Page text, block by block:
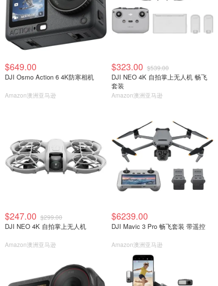
$649.00
DJI Osmo Action 6 4K防寒相机
Amazon澳洲亚马逊
$323.00 $539.00
DJI NEO 4K 自拍掌上无人机 畅飞
套装
Amazon澳洲亚马逊
$247.00 $299.00
DJI NEO 4K 自拍掌上无人机
Amazon澳洲亚马逊
$6239.00
DJI Mavic 3 Pro 畅飞套装 带遥控
Amazon澳洲亚马逊